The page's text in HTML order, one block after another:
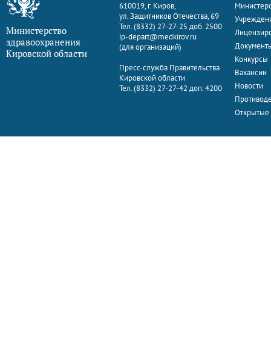
Министерство
здравоохранения
Кировской области
610019, г. Киров,
ул. Защитников Отечества, 69
Тел. (8332) 27-27-25 доб. 2500
ip-depart@medkirov.ru
(для организаций)
Пресс-служба Правительства
Кировской области
Тел. (8332) 27-27-42 доп. 4200
Конкурсы
Вакансии
Новости